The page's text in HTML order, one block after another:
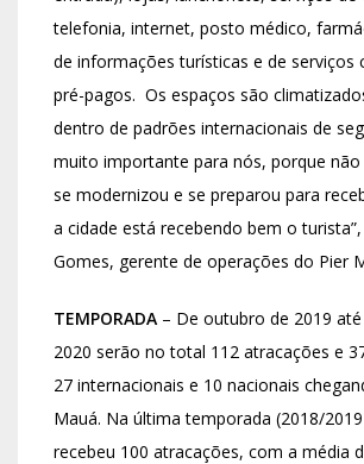
telefonia, internet, posto médico,
de informações turísticas e de serviços
pré-pagos. Os espaços são
dentro de padrões internacionais de
muito importante para nós, porque
se modernizou e se preparou para
a cidade está recebendo bem o
Gomes, gerente de operações do Pier
TEMPORADA – De outubro de 2019
2020 serão no total 112 atracações e
27 internacionais e 10 nacionais
Mauá. Na última temporada (2018/
recebeu 100 atracações, com a média